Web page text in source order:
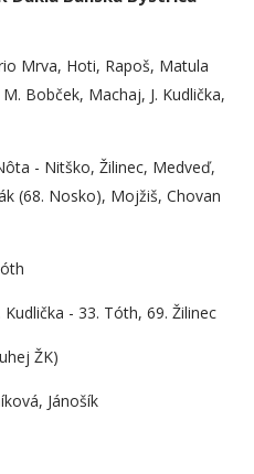
Mrva, Hoti, Rapoš, Matula
Bobček, Machaj, J. Kudlička,
- Nitško, Žilinec, Medveď,
(68. Nosko), Mojžiš, Chovan
Kudlička - 33. Tóth, 69. Žilinec
ŽK)
Jánošík